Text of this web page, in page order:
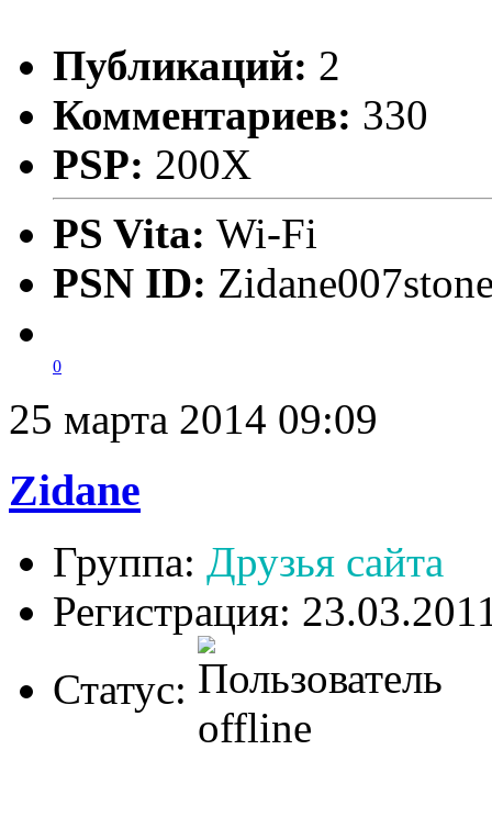
Публикаций: 2
Комментариев: 330
PSP: 200X
PS Vita: Wi-Fi
PSN ID:
0
25 марта 2014 09:09
Zidane
Группа: Друзья сайта
Регистрация:
Статус: